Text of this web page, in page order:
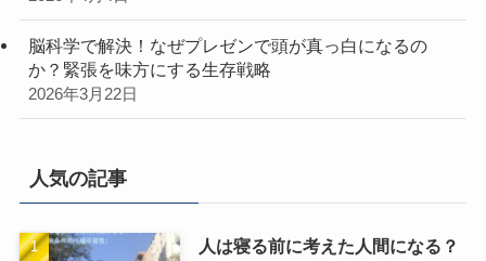
脳科学で解決！なぜプレゼンで頭が真っ白になるの
か？緊張を味方にする生存戦略
2026年3月22日
人気の記事
人は寝る前に考えた人間になる？